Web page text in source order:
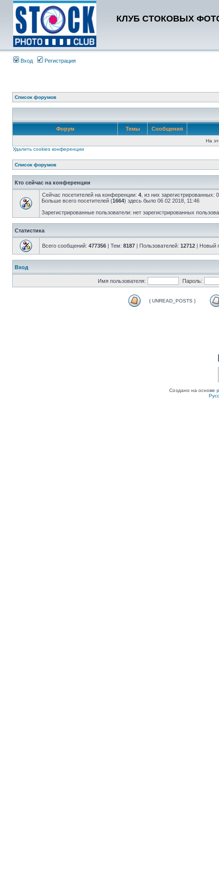
КЛУБ СТОКОВЫХ
Вход Регистрация
Список форумов
Форум Темы Сообщения
На
Удалить cookies конференции
Список форумов
Кто сейчас на конференции
Сейчас посетителей на конференции: 4 , из них
Больше всего посетителей (1664) здесь было 06 02 2018, 11:46
Зарегистрированные пользователи: нет зарегистрированных
Статистика
Всего сообщений: 477356 | Тем: 8187 | Пользователей: 12712 | Новый
Вход
Имя пользователя: Пароль:
{ UNREAD_POSTS }
Создано на основе